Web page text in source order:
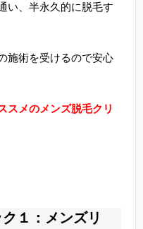
い、半永久的に脱毛す
施術を受けるので安心
スメのメンズ脱毛クリ
１：メンズリ